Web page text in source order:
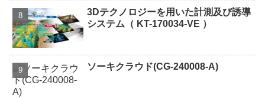
3Dテクノロジーを用いた計測及び誘導
システム（ KT-170034-VE ）
ソーキクラウド(CG-240008-A)